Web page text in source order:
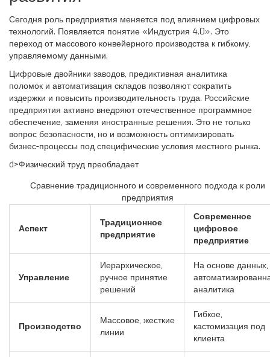
Сегодня роль предприятия меняется под влиянием цифровых
технологий. Появляется понятие «Индустрия 4.0». Это
переход от массового конвейерного производства к гибкому,
управляемому данными.
Цифровые двойники заводов, предиктивная аналитика
поломок и автоматизация складов позволяют сократить
издержки и повысить производительность труда. Российские
предприятия активно внедряют отечественное программное
обеспечение, заменяя иностранные решения. Это не только
вопрос безопасности, но и возможность оптимизировать
бизнес-процессы под специфические условия местного рынка.
d>Физический труд преобладает
Сравнение традиционного и современного подхода к роли
предприятия
Аспект
Традиционное
предприятие
Современное
цифровое
предприятие
Управление
Иерархическое,
ручное принятие
решений
На основе данных,
аналитика
Производство
Массовое, жесткие
линии
Гибкое,
кастомизация под
клиента